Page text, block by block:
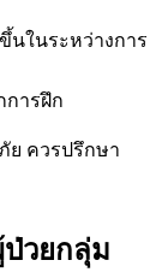
นในระหว่างการ
การฝึก
ย ควรปรึกษา
ป่วยกลุ่ม